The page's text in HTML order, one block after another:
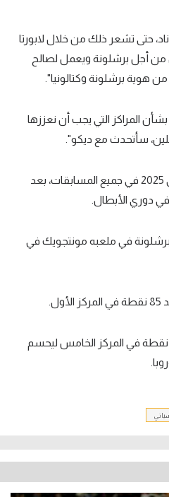
حتى تشعر ذلك من خلال لابورتا
من أجل برشلونة ويعمل لصالح
هوية برشلونة وكتالونيا".
المراكز التي يجب أن نعززها
سأتحدث مع ديكو".
الخسارة هي الثالثة لبرشلونة في 2025 في جميع المسابقات، بعد
في دوري الأبطال.
في ملعبه مونتجويك في
بينما رفع فياريال رصيده إلى 67 نقطة في المركز الخامس ليحسم